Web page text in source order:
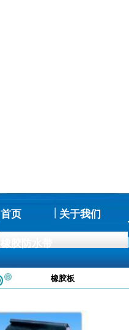
首页 关于我们
橡胶防水带
橡胶板